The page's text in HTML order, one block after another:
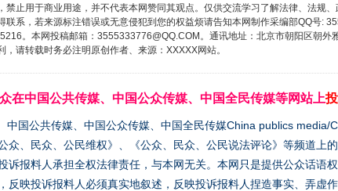
禁止用于商业用途，并不代表本网赞同其观点。仅供交流学习了解法律、法规
联系，若来源标注错误或无意侵犯到您的权益烦请告知本网制作采编部QQ号:
。本网投稿邮箱：3555333776@QQ.COM。通讯地址：北京市朝阳区朝
，请转载时务必注明原创作者、来源：XXXXX网站。
在中国公共传媒、中国公众传媒、中国全民传媒等网站上
中国公共传媒、中国公众传媒、中国全民传媒China publics media/
公众、民众、公民维权》、《公众、民众、公民说法评论》等频道
诉报料人承担全权法律责任，与本网无关。本网只是提供公众话语
反映投诉报料人必须真实地叙述，反映投诉报料人捏造事实、弄虚